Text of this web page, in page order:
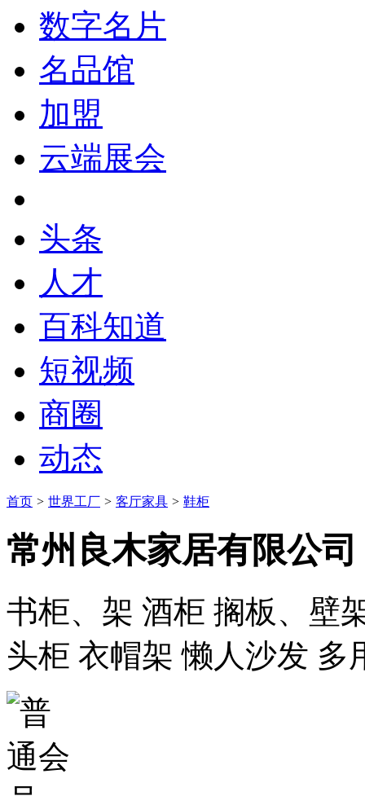
数字名片
名品馆
加盟
云端展会
头条
人才
百科知道
短视频
商圈
动态
首页 > 世界工厂 > 客厅家具 > 鞋柜
常州良木家居有限公司
书柜、架 酒柜 搁板、壁
头柜 衣帽架 懒人沙发 多